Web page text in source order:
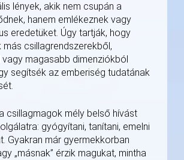
lények, akik nem csupán a
hanem emlékeznek vagy
eredetüket. Úgy tartják, hogy
más csillagrendszerekből,
magasabb dimenziókból
segítsék az emberiség tudatának
csillagmagok mély belső hívást
gyógyítani, tanítani, emelni
Gyakran már gyermekkorban
„másnak” érzik magukat, mintha